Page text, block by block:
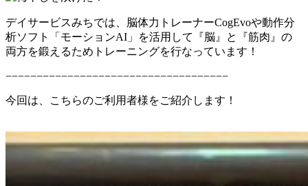
デイサービスみちでは、脳体力トレーナーCogEvoや動作分
析ソフト「モーションAI」を活用して『脳』と『筋肉』の
両方を鍛えるためトレーニングを行なっています！
−−−−−−−−−−−−−−−−−−−−−−−−−−−−−−−−−−−−
今回は、こちらのご利用者様をご紹介します！